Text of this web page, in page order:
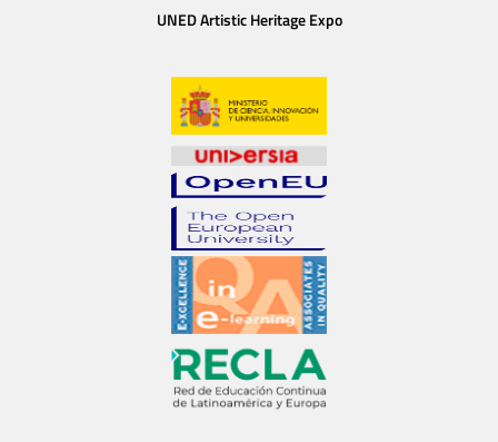
UNED Artistic Heritage Expo